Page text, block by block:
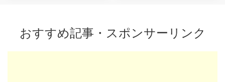
おすすめ記事・スポンサーリンク